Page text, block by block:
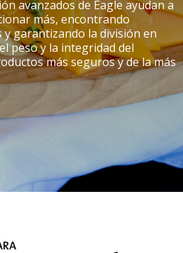
avanzados de Eagle ayudan a
más, encontrando
garantizando la división en
peso y la integridad del
más seguros y de la más